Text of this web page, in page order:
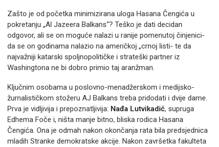
Zašto je od početka minimizirana uloga Hasana Čengića u
pokretanju „Al Jazeera Balkans“? Teško je dati decidan
odgovor, ali se on moguće nalazi u ranije pomenutoj činjenici-
da se on godinama nalazio na američkoj „crnoj listi- te da
najvažniji katarski spoljnopolitičke i strateški partner iz
Washingtona ne bi dobro primio taj aranžman.
Ključnim osobama u poslovno-menadžerskom i medijsko-
žurnalističkom stožeru AJ Balkans treba pridodati i dvije dame.
Prva je vidljivija i prepoznatljivija: Nađa Lutvikadić, supruga
Edhema Foče i, ništa manje bitno, bliska rodica Hasana
Čengića. Ona je odmah nakon okončanja rata bila predsjednica
mladih Stranke demokratske akcije. Nakon završetka fakulteta